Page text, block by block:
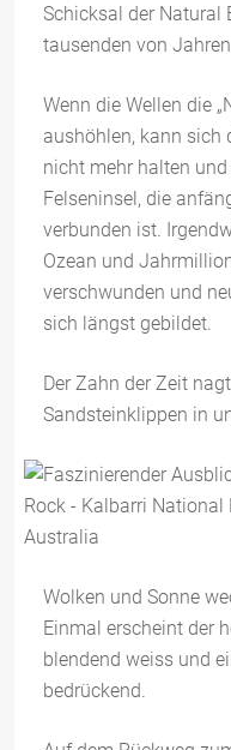
Schicksal der Natural
tausenden von
Wenn die Wellen die
aushöhlen, kann sich
nicht mehr halten
Felseninsel, die
verbunden ist.
Ozean und
verschwunden und
sich längst gebildet.
Der Zahn der Zeit
Sandsteinklippen in
Wolken und Sonne
Einmal erscheint der
blendend weiss und
bedrückend.